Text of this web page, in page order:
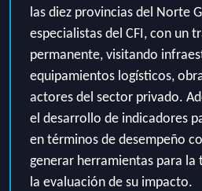
las diez provincias del Norte
especialistas del CFI, con un
permanente, visitando
equipamientos logísticos,
actores del sector privado.
el desarrollo de indicadores
en términos de desempeño
generar herramientas para la
la evaluación de su impacto.